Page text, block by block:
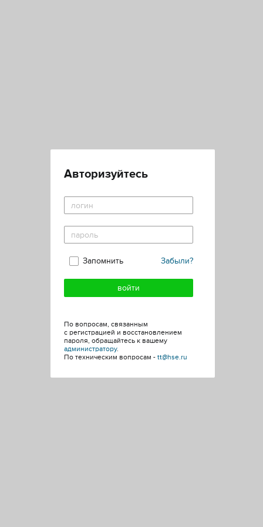
Авторизуйтесь
Забыли?
Запомнить
По вопросам, связанным
с регистрацией и восстановлением
пароля, обращайтесь к вашему
администратору.
По техническим вопросам - tt@hse.ru